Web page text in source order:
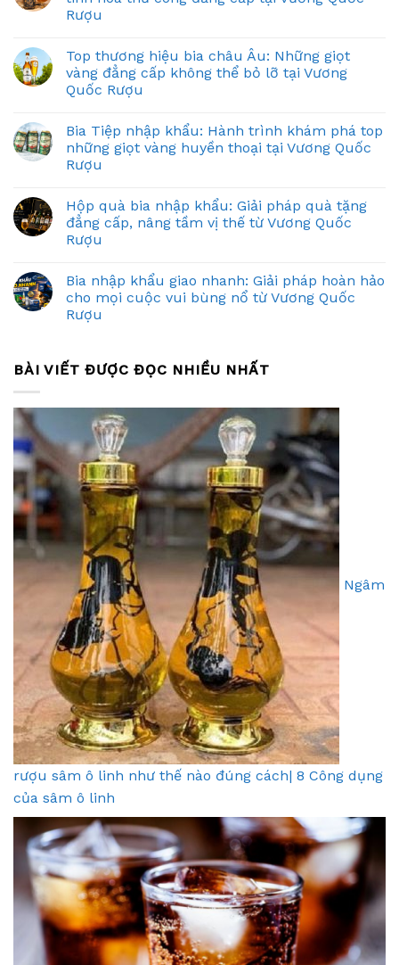
Rượu
Top thương hiệu bia châu Âu: Những giọt
vàng đẳng cấp không thể bỏ lỡ tại Vương
Quốc Rượu
Bia Tiệp nhập khẩu: Hành trình khám phá top
những giọt vàng huyền thoại tại Vương Quốc
Rượu
Hộp quà bia nhập khẩu: Giải pháp quà tặng
đẳng cấp, nâng tầm vị thế từ Vương Quốc
Rượu
Bia nhập khẩu giao nhanh: Giải pháp hoàn hảo
cho mọi cuộc vui bùng nổ từ Vương Quốc
Rượu
BÀI VIẾT ĐƯỢC ĐỌC NHIỀU NHẤT
Ngâm
rượu sâm ô linh như thế nào đúng cách| 8 Công dụng
của sâm ô linh